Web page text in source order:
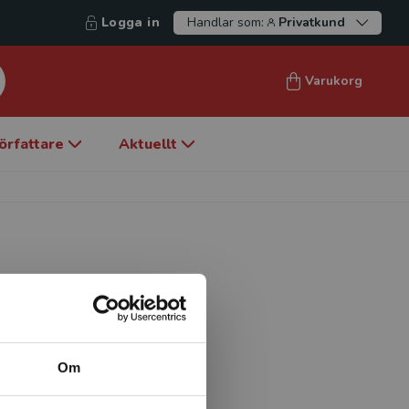
Om
Logga in Handlar som: Privatkund
Varukorg
Aktuellt
bl.a. sysslat med
(FARG).